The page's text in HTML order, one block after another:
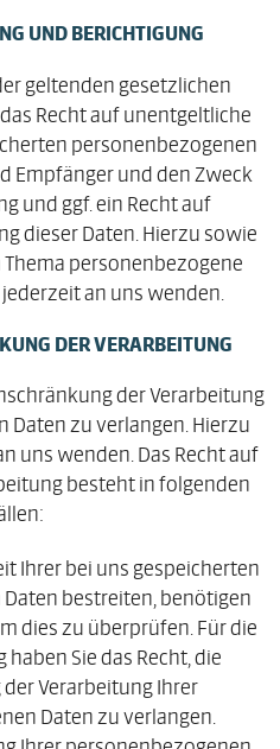
UND BERICHTIGUNG
geltenden gesetzlichen
Recht auf unentgeltliche
personenbezogenen
Empfänger und den Zweck
und ggf. ein Recht auf
dieser Daten. Hierzu sowie
personenbezogene
an uns wenden.
DER VERARBEITUNG
der Verarbeitung
Daten zu verlangen. Hierzu
uns wenden. Das Recht auf
besteht in folgenden
Ihrer bei uns gespeicherten
bestreiten, benötigen
dies zu überprüfen. Für die
Sie das Recht, die
Verarbeitung Ihrer
Daten zu verlangen.